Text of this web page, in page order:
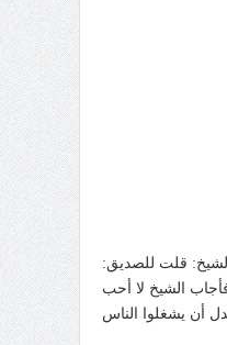
قلت للصديق:
الشيخ لا أحب
أن يشغلوا الناس